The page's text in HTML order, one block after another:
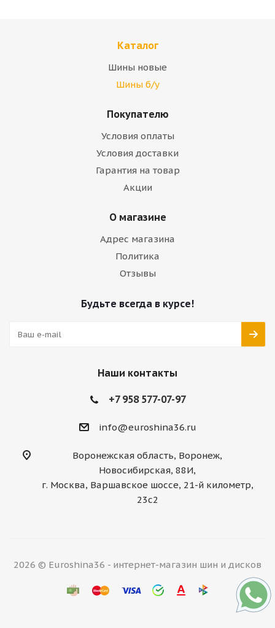
Каталог
Шины новые
Шины б/у
Покупателю
Условия оплаты
Условия доставки
Гарантия на товар
Акции
О магазине
Адрес магазина
Политика
Отзывы
Будьте всегда в курсе!
Наши контакты
+7 958 577-07-97
info@euroshina36.ru
Воронежская область, Воронеж,
Новосибирская, 88И,
г. Москва, Варшавское шоссе, 21-й километр,
23с2
2026 © Euroshina36 - интернет-магазин шин и дисков